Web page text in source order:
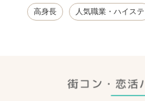
高身長 人気職業・ハイステ